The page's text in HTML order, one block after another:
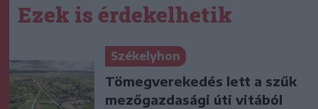
Ezek is érdekelhetik
Székelyhon
Tömegverekedés lett a szűk
mezőgazdasági úti vitából